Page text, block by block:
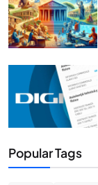
Popular Tags